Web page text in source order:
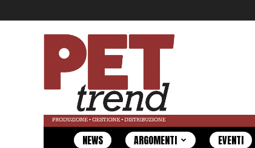
Pet
Trend
NEWS ARGOMENTI EVENTI